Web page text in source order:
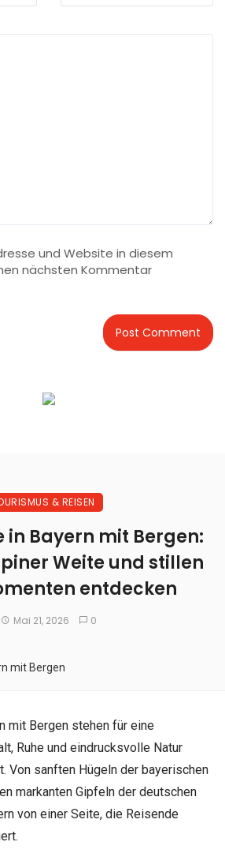
und Website in diesem
nächsten Kommentar
& REISEN
in Bayern mit Bergen:
Weite und stillen
entdecken
Mai 21, 2026 0
mit Bergen stehen für eine
Ruhe und eindrucksvolle Natur
Von sanften Hügeln der bayerischen
markanten Gipfeln der deutschen
von einer Seite, die Reisende